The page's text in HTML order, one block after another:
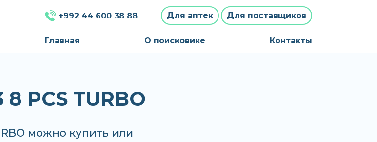
+992 44 600 38 88 Для аптек Для поставщиков
Главная О поисковике Контакты
8 PCS TURBO
можно купить или